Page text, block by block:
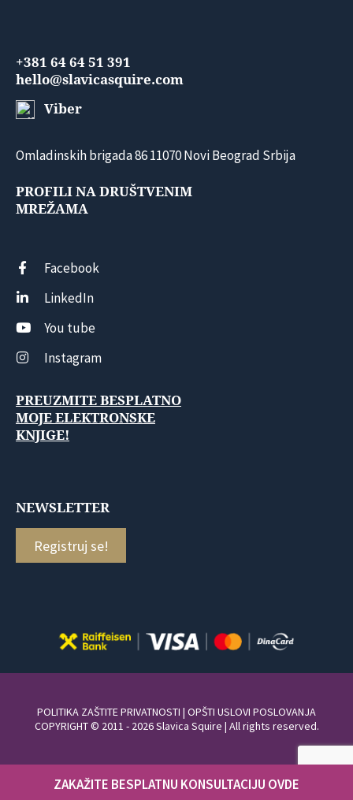
+381 64 64 51 391
hello@slavicasquire.com
Viber
Omladinskih brigada 86 11070 Novi Beograd Srbija
PROFILI NA DRUŠTVENIM
MREŽAMA
Facebook
LinkedIn
You tube
Instagram
PREUZMITE BESPLATNO
MOJE ELEKTRONSKE
KNJIGE!
NEWSLETTER
Registruj se!
POLITIKA ZAŠTITE PRIVATNOSTI | OPŠTI USLOVI POSLOVANJA
COPYRIGHT © 2011 - 2026 Slavica Squire | All rights reserved.
ZAKAŽITE BESPLATNU KONSULTACIJU OVDE